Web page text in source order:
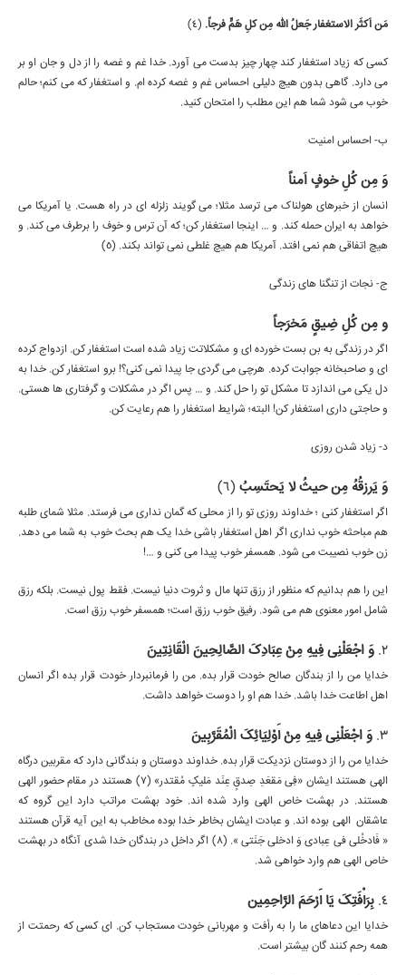
مَن اَکثَر الاستغفار جَعلُ الله مِن کلِ هَمٍّ فرجاً. (4)
کسی که زیاد استغفار کند چهار چیز بدست می آورد. خدا غم و غصه را از دل و جان او بر
می دارد. گاهی بدون هیچ دلیلی احساس غم و غصه کرده ام. و استغفار که می کنم؛ حالم
خوب می شود شما هم این مطلب را امتحان کنید.
ب- احساس امنیت
وَ مِن کُلِ خوفٍ اَمناً
انسان از خبرهای هولناک می ترسد مثلا؛ می گویند زلزله ای در راه هست. یا آمریکا می
خواهد به ایران حمله کند. و … اینجا استغفار کن؛ که آن ترس و خوف را برطرف می کند. و
هیچ اتفاقی هم نمی افتد. آمریکا هم هیچ غلطی نمی تواند بکند. (5)
ج- نجات از تنگنا های زندگی
و مِن کُلِ ضِیقٍ مَخرَجاً
اگر در زندگی به بن بست خورده ای و مشکلاتت زیاد شده است استغفار کن. ازدواج کرده
ای و صاحبخانه جوابت کرده. هرچی می گردی جا پیدا نمی کنی؟! برو استغفار کن. خدا به
دل یکی می اندازد تا مشکل تو را حل کند. و … پس اگر در مشکلات و گرفتاری ها هستی.
و حاجتی داری استغفار کن! البته؛ شرایط استغفار را هم رعایت کن.
د- زیاد شدن روزی
وَ یَرزقُهُ مِن حیثُ لا یَحتَسِبُ (6)
اگر استغفار کنی ؛ خداوند روزی تو را از محلی که گمان نداری می فرستد. مثلا شمای طلبه
هم مباحثه خوب نداری اگر اهل استغفار باشی خدا یک هم بحث خوب به شما می دهد.
زن خوب نصیبت می شود. همسفر خوب پیدا می کنی و …!
این را هم بدانیم که منظور از رزق تنها مال و ثروت دنیا نیست. فقط پول نیست. بلکه رزق
شامل امور معنوی هم می شود. رفیق خوب رزق است؛ همسفر خوب رزق است.
2. وَ اجْعَلْنِی فِیهِ مِنْ عِبَادِکَ الصَّالِحِینَ الْقَانِتِینَ
خدایا من را از بندگان صالح خودت قرار بده. من را فرمانبردار خودت قرار بده اگر انسان
اهل اطاعت خدا باشد. خدا هم او را دوست خواهد داشت.
3. وَ اجْعَلْنِی فِیهِ مِنْ أَوْلِیَائِکَ الْمُقَرَّبِینَ
خدایا من را از دوستان نزدیکت قرار بده. خداوند دوستان و بندگانی دارد که مقربین درگاه
الهی هستند ایشان «فِی مَقعَدِ صِدقٍ عِنَد مَلیکٍ مُقتدر» (7) هستند در مقام حضور الهی
هستند. در بهشت خاص الهی وارد شده اند. خود بهشت مراتب دارد این گروه که
عاشقان الهی بوده اند. و عبادت ایشان بخاطر خدا بوده مخاطب به این آیه قرآن هستند
« فَادخُلی فی عِبادی وَ ادخلی جَنَتی ». (8) اگر داخل در بندگان خدا شدی آنگاه در بهشت
خاص الهی هم وارد خواهی شد.
4. بِرَأْفَتِکَ یَا أَرْحَمَ الرَّاحِمِین
خدایا این دعاهای ما را به رأفت و مهربانی خودت مستجاب کن. ای کسی که رحمتت از
همه رحم کنند گان بیشتر است.